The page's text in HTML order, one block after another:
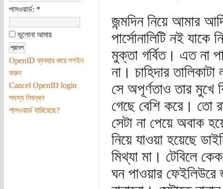
পাসওয়ার্ড: *
ভুলোনা আমায়
OpenID ব্যবহার করে লগইন
করুন
Cancel OpenID login
সদস্য নিবন্ধন
পাসওয়ার্ড হারিয়েছে?
জন্মদিন নিয়ে আমার
পার্সোনালিটি নই
মুক্তা গর্বিত। এত না
না। চাহিদার
সে অপূর্ণতাও তার মুখে
গেছে বেশি করে। তো
সেটা না পেয়ে অবাক
নিয়ে যাওয়া হয়েছে
মিথ্যা মা। টেবিলে
ঘন পাওয়ার